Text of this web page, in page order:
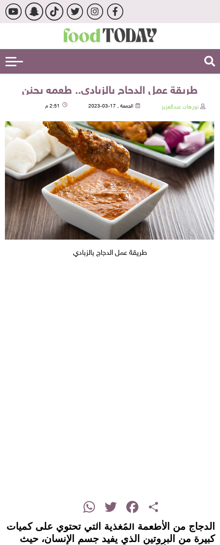
طريقة عمل الدجاج بالزبادي.. طعمه يجنن
نورهان عبدالعزيز الجمعة , 17-03-2023 2:51 م
طريقة عمل الدجاج بالزبادي
Share
Facebook
Twitter
WhatsApp
الدجاج من الأطعمة المُغذية التي تحتوي على كميات
كبيرة من البروتين الذي يفيد جسم الإنسان، حيث